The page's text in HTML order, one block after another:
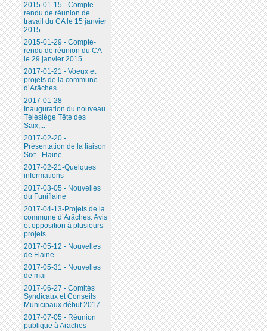
2015-01-15 - Compte-
rendu de réunion de
travail du CA le 15 janvier
2015
2015-01-29 - Compte-
rendu de réunion du CA
le 29 janvier 2015
2017-01-21 - Voeux et
projets de la commune
d’Arâches
2017-01-28 -
Inauguration du nouveau
Télésiège Tête des
Saix,...
2017-02-20 -
Présentation de la liaison
Sixt - Flaine
2017-02-21-Quelques
informations
2017-03-05 - Nouvelles
du Funiflaine
2017-04-13-Projets de la
commune d’Arâches. Avis
et opposition à plusieurs
projets
2017-05-12 - Nouvelles
de Flaine
2017-05-31 - Nouvelles
de mai
2017-06-27 - Comités
Syndicaux et Conseils
Municipaux début 2017
2017-07-05 - Réunion
publique à Araches